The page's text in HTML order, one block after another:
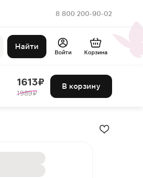
8 800 200-90-02
Найти
Войти Корзина
1613 ₽
1989 ₽
В корзину